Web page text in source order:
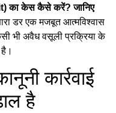
का केस कैसे करें? जानिए
डर एक मजबूत आत्मविश्वास
भी अवैध वसूली प्रक्रिया के
कार्रवाई
है